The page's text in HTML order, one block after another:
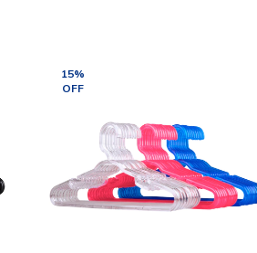
15%
OFF